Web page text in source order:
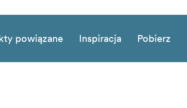
powiązane Inspiracja Pobierz